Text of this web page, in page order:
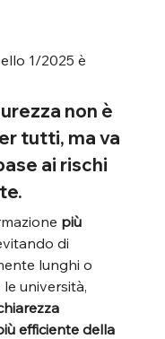
1/2025 è
non è
tutti, ma va
ai rischi
più
di
lunghi o
università,
efficiente della